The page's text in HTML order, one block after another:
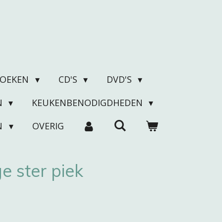
CD'S
DVD'S
KEUKENBENODIGDHEDEN
OVERIG
ster piek